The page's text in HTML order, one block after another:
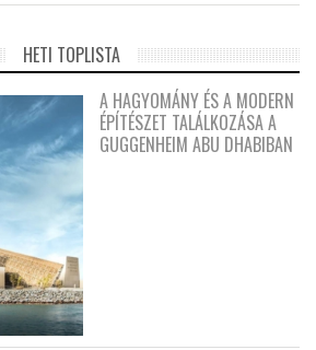
HETI TOPLISTA
A HAGYOMÁNY ÉS A MODERN
ÉPÍTÉSZET TALÁLKOZÁSA A
GUGGENHEIM ABU DHABIBAN